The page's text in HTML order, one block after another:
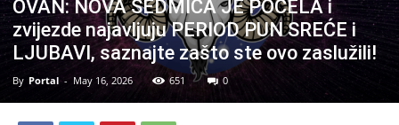
OVAN: NOVA SEDMICA JE POČELA i
zvijezde najavljuju PERIOD PUN SREĆE i
LJUBAVI, saznajte zašto ste ovo zaslužili!
By Portal - May 16, 2026 651 0